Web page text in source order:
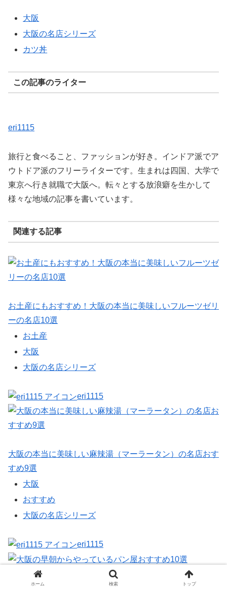
大阪
大阪の名店シリーズ
カツ丼
この記事のライター
eri1115
旅行と食べること、ファッションが好き。インドア派でア
ウトドア派のフリーライターです。生まれは四国、大学で
東京へ行き就職で大阪へ。転々とする放浪癖を生かして
様々な地域の記事を書いています。
関連する記事
お土産にもおすすめ！大阪の本当に美味しいフルーツゼリ
ーの名店10選
お土産
大阪
大阪の名店シリーズ
eri1115
大阪の本当に美味しい麻辣湯（マーラータン）の名店おす
すめ9選
大阪
おすすめ
大阪の名店シリーズ
eri1115
大阪の早朝からやっているパン屋おすすめ10選
ホーム 検索 トップ